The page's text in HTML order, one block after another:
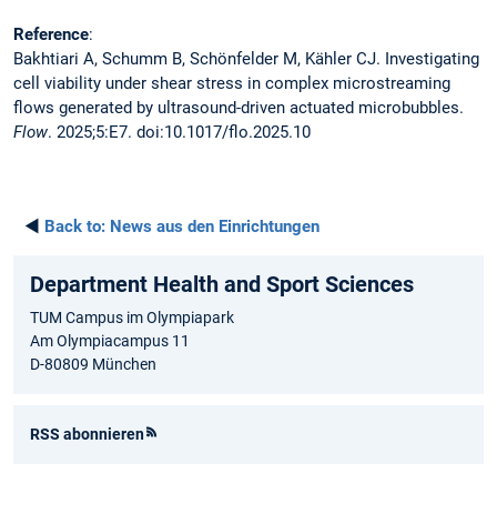
Reference:
Bakhtiari A, Schumm B, Schönfelder M, Kähler CJ. Investigating
cell viability under shear stress in complex microstreaming
flows generated by ultrasound-driven actuated microbubbles.
Flow. 2025;5:E7. doi:10.1017/flo.2025.10
◄ Back to: News aus den Einrichtungen
Department Health and Sport Sciences
TUM Campus im Olympiapark
Am Olympiacampus 11
D-80809 München
RSS abonnieren